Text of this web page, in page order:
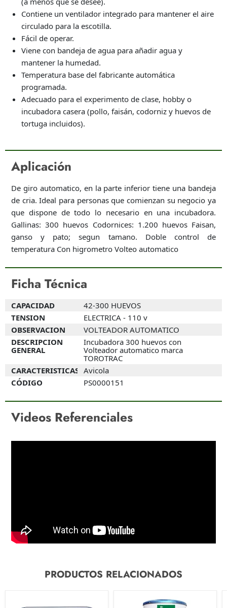
Contiene un ventilador integrado para mantener el aire
circulado para la escotilla.
Fácil de operar.
Viene con bandeja de agua para añadir agua y
mantener la humedad.
Temperatura base del fabricante automática
programada.
Adecuado para el experimento de clase, hobby o
incubadora casera (pollo, faisán, codorniz y huevos de
tortuga incluidos).
Aplicación
De giro automatico, en la parte inferior tiene una bandeja
de cria. Ideal para personas que comienzan su negocio ya
que dispone de todo lo necesario en una incubadora.
Gallinas: 300 huevos Codornices: 1.200 huevos Faisan,
ganso y pato; segun tamano. Doble control de
temperatura Con higrometro Volteo automatico
Ficha Técnica
CAPACIDAD
42-300 HUEVOS
TENSION
ELECTRICA - 110 v
OBSERVACION
VOLTEADOR AUTOMATICO
DESCRIPCION
GENERAL
Incubadora 300 huevos con
Volteador automatico marca
TOROTRAC
CARACTERISTICAS Avicola
CÓDIGO
PS0000151
Videos Referenciales
PRODUCTOS RELACIONADOS